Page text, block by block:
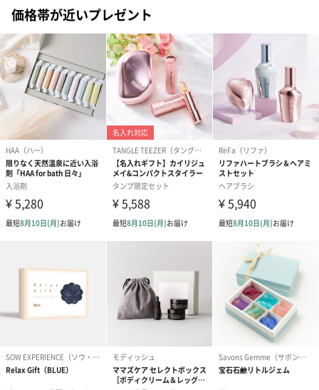
出産祝いギフトへの＋αにおすすめです。お母様にもお子様にも嬉
しいギフトオプションをご用意いたしました。
商品と同梱してお届けいたします。
絵本&うさぎ（ピンク）
（2,702円）
ノンカフェインフルー
ツティー（562円）
葉酸入りデカ
出産祝いギフトへの＋αにおすすめです。新生児〜1歳ごろまでの
赤ちゃん向けのアイテムをご用意しました。
商品と同梱してお届けいたします。
価格帯が近いプレゼント